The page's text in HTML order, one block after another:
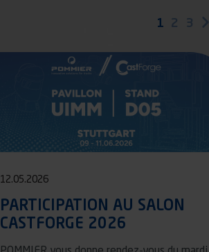
Page
1 Page
2 Page
3
12.05.2026
PARTICIPATION AU SALON
CASTFORGE 2026